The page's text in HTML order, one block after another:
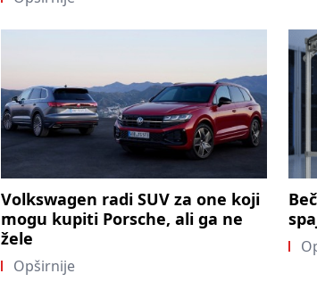
Volkswagen radi SUV za one koji
mogu kupiti Porsche, ali ga ne
žele
Opširnije